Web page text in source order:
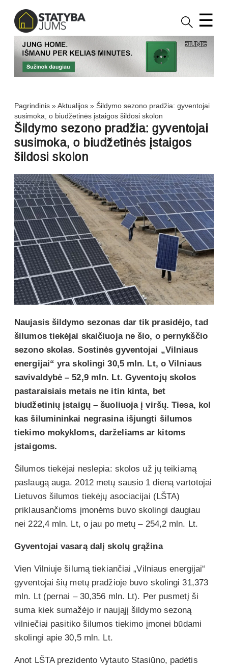
☰
Pagrindinis »Aktualijos » Šildymo sezono pradžia: gyventojai
susimoka, o biudžetinės įstaigos šildosi skolon
Šildymo sezono pradžia: gyventojai
susimoka, o biudžetinės įstaigos
šildosi skolon
Naujasis šildymo sezonas dar tik prasidėjo, tad
šilumos tiekėjai skaičiuoja ne šio, o pernykščio
sezono skolas. Sostinės gyventojai „Vilniaus
energijai“ yra skolingi 30,5 mln. Lt, o Vilniaus
savivaldybė – 52,9 mln. Lt. Gyventojų skolos
pastaraisiais metais ne itin kinta, bet
biudžetinių įstaigų – šuoliuoja į viršų. Tiesa, kol
kas šilumininkai negrasina išjungti šilumos
tiekimo mokykloms, darželiams ar kitoms
įstaigoms.
Šilumos tiekėjai neslepia: skolos už jų teikiamą
paslaugą auga. 2012 metų sausio 1 dieną vartotojai
Lietuvos šilumos tiekėjų asociacijai (LŠTA)
priklausančioms įmonėms buvo skolingi daugiau
nei 222,4 mln. Lt, o jau po metų – 254,2 mln. Lt.
Gyventojai vasarą dalį skolų grąžina
Vien Vilniuje šilumą tiekiančiai „Vilniaus energijai“
gyventojai šių metų pradžioje buvo skolingi 31,373
mln. Lt (pernai – 30,356 mln. Lt). Per pusmetį ši
suma kiek sumažėjo ir naująjį šildymo sezoną
vilniečiai pasitiko šilumos tiekimo įmonei būdami
skolingi apie 30,5 mln. Lt.
Anot LŠTA prezidento Vytauto Stasiūno, padėtis